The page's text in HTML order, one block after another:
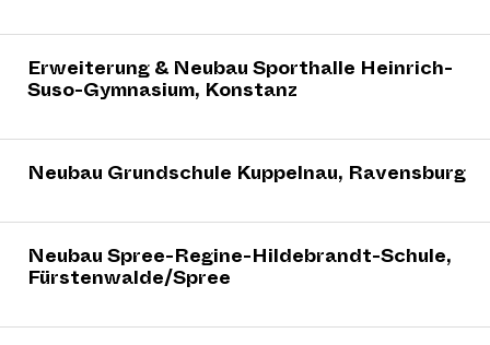
Erweiterung & Neubau Sporthalle Heinrich-
Suso-Gymnasium, Konstanz
Neubau Grundschule Kuppelnau, Ravensburg
Neubau Spree-Regine-Hildebrandt-Schule,
Fürstenwalde/Spree⁠